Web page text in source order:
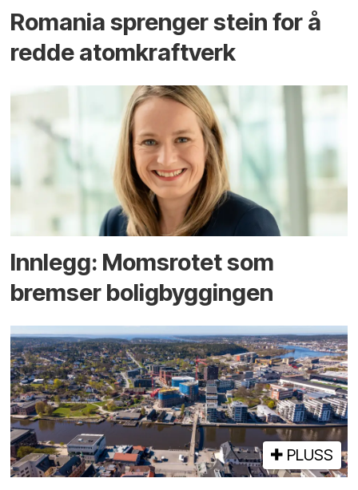
Romania sprenger stein for å
redde atomkraftverk
Innlegg: Moms­rotet som
bremser bolig­byggingen
PLUSS